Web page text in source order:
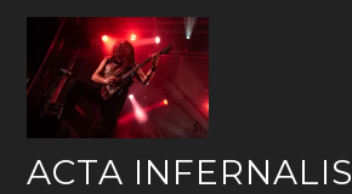
Skip
content
ACTA INFERNALIS